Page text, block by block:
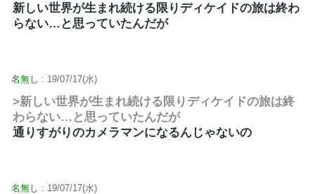
新しい世界が生まれ続ける限りディケイドの旅は終わ
らない…と思っていたんだが
名無し : 19/07/17(水)
>新しい世界が生まれ続ける限りディケイドの旅は終
わらない…と思っていたんだが
通りすがりのカメラマンになるんじゃないの
名無し : 19/07/17(水)